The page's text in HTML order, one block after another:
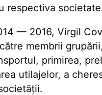
respectiva
— 2016, Virgil
membrii
primirea,
utilajelor, a